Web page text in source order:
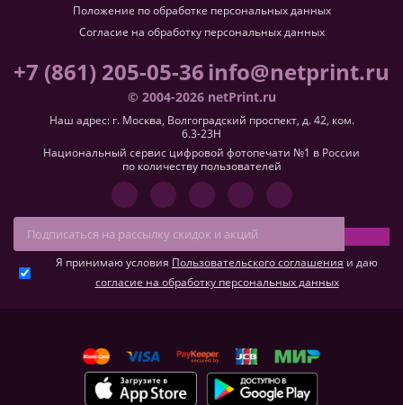
Положение по обработке персональных данных
Согласие на обработку персональных данных
+7 (861) 205-05-36info@netprint.ru
© 2004-2026 netPrint.ru
Наш адрес: г. Москва, Волгоградский проспект, д. 42, ком.
6.3-23H
Национальный сервис цифровой фотопечати №1 в России
по количеству пользователей
Я принимаю условия Пользовательского соглашения и даю
согласие на обработку персональных данных